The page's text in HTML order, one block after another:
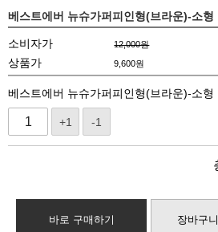
베스트에버 뉴슈가퍼피인형(브라운)-소형
소비자가 12,000원
상품가 9,600원
베스트에버 뉴슈가퍼피인형(브라운)-소형
+1 -1
바로 구매하기 장바구니